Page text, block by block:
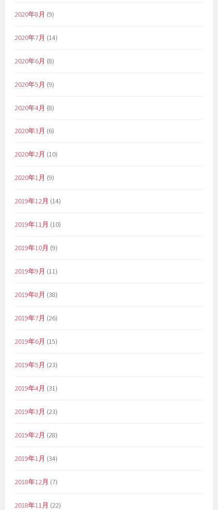
2020年8月 (9)
2020年7月 (14)
2020年6月 (8)
2020年5月 (9)
2020年4月 (8)
2020年3月 (6)
2020年2月 (10)
2020年1月 (9)
2019年12月 (14)
2019年11月 (10)
2019年10月 (9)
2019年9月 (11)
2019年8月 (38)
2019年7月 (26)
2019年6月 (15)
2019年5月 (23)
2019年4月 (31)
2019年3月 (23)
2019年2月 (28)
2019年1月 (34)
2018年12月 (7)
2018年11月 (22)